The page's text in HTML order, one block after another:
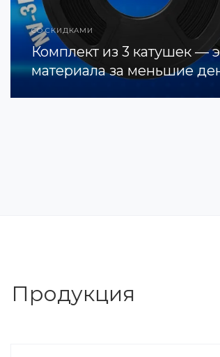
СО СКИДКАМИ
Комплект из 3 катушек —
материала за меньшие
Продукция